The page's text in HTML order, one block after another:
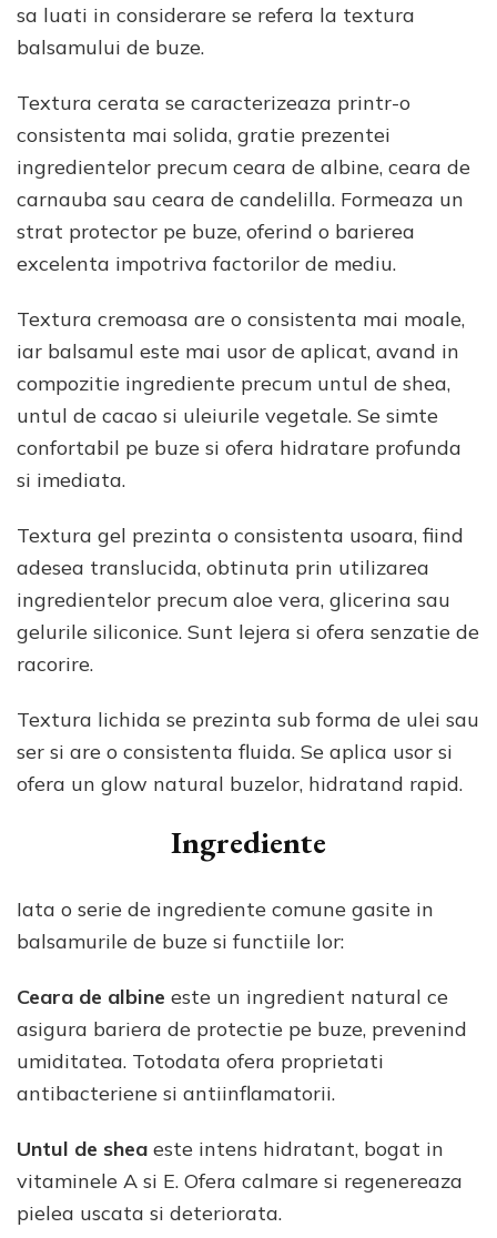
sa luati in considerare se refera la textura
balsamului de buze.
Textura cerata se caracterizeaza printr-o
consistenta mai solida, gratie prezentei
ingredientelor precum ceara de albine, ceara de
carnauba sau ceara de candelilla. Formeaza un
strat protector pe buze, oferind o barierea
excelenta impotriva factorilor de mediu.
Textura cremoasa are o consistenta mai moale,
iar balsamul este mai usor de aplicat, avand in
compozitie ingrediente precum untul de shea,
untul de cacao si uleiurile vegetale. Se simte
confortabil pe buze si ofera hidratare profunda
si imediata.
Textura gel prezinta o consistenta usoara, fiind
adesea translucida, obtinuta prin utilizarea
ingredientelor precum aloe vera, glicerina sau
gelurile siliconice. Sunt lejera si ofera senzatie de
racorire.
Textura lichida se prezinta sub forma de ulei sau
ser si are o consistenta fluida. Se aplica usor si
ofera un glow natural buzelor, hidratand rapid.
Ingrediente
Iata o serie de ingrediente comune gasite in
balsamurile de buze si functiile lor:
Ceara de albine este un ingredient natural ce
asigura bariera de protectie pe buze, prevenind
umiditatea. Totodata ofera proprietati
antibacteriene si antiinflamatorii.
Untul de shea este intens hidratant, bogat in
vitaminele A si E. Ofera calmare si regenereaza
pielea uscata si deteriorata.